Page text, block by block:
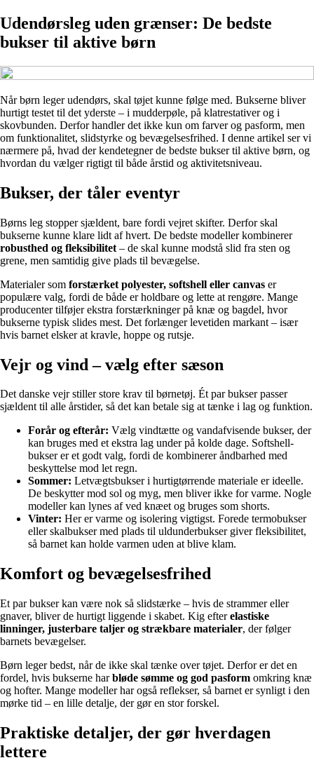
Udendørsleg uden grænser: De bedste
bukser til aktive børn
Når børn leger udendørs, skal tøjet kunne følge med. Bukserne bliver
hurtigt testet til det yderste – i mudderpøle, på klatrestativer og i
skovbunden. Derfor handler det ikke kun om farver og pasform, men
om funktionalitet, slidstyrke og bevægelsesfrihed. I denne artikel ser vi
nærmere på, hvad der kendetegner de bedste bukser til aktive børn, og
hvordan du vælger rigtigt til både årstid og aktivitetsniveau.
Bukser, der tåler eventyr
Børns leg stopper sjældent, bare fordi vejret skifter. Derfor skal
bukserne kunne klare lidt af hvert. De bedste modeller kombinerer
robusthed og fleksibilitet – de skal kunne modstå slid fra sten og
grene, men samtidig give plads til bevægelse.
Materialer som forstærket polyester, softshell eller canvas er
populære valg, fordi de både er holdbare og lette at rengøre. Mange
producenter tilføjer ekstra forstærkninger på knæ og bagdel, hvor
bukserne typisk slides mest. Det forlænger levetiden markant – især
hvis barnet elsker at kravle, hoppe og rutsje.
Vejr og vind – vælg efter sæson
Det danske vejr stiller store krav til børnetøj. Ét par bukser passer
sjældent til alle årstider, så det kan betale sig at tænke i lag og funktion.
Forår og efterår: Vælg vindtætte og vandafvisende bukser, der
kan bruges med et ekstra lag under på kolde dage. Softshell-
bukser er et godt valg, fordi de kombinerer åndbarhed med
beskyttelse mod let regn.
Sommer: Letvægtsbukser i hurtigtørrende materiale er ideelle.
De beskytter mod sol og myg, men bliver ikke for varme. Nogle
modeller kan lynes af ved knæet og bruges som shorts.
Vinter: Her er varme og isolering vigtigst. Forede termobukser
eller skalbukser med plads til uldunderbukser giver fleksibilitet,
så barnet kan holde varmen uden at blive klam.
Komfort og bevægelsesfrihed
Et par bukser kan være nok så slidstærke – hvis de strammer eller
gnaver, bliver de hurtigt liggende i skabet. Kig efterelastiske
linninger, justerbare taljer og strækbare materialer, der følger
barnets bevægelser.
Børn leger bedst, når de ikke skal tænke over tøjet. Derfor er det en
fordel, hvis bukserne harbløde sømme og god pasform omkring knæ
og hofter. Mange modeller har også reflekser, så barnet er synligt i den
mørke tid – en lille detalje, der gør en stor forskel.
Praktiske detaljer, der gør hverdagen
lettere